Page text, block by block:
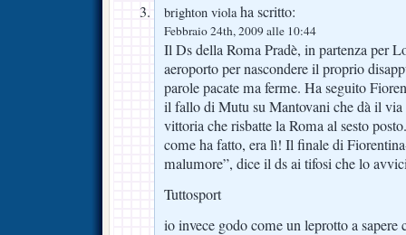
brighton violaha scritto:
Febbraio 24th, 2009 alle 10:44
Il Ds della Roma Pradè, in partenza per
aeroporto per nascondere il proprio
parole pacate ma ferme. Ha seguito
il fallo di Mutu su Mantovani che dà il via
vittoria che risbatte la Roma al sesto
come ha fatto, era lì! Il finale di
malumore”, dice il ds ai tifosi che lo
Tuttosport
io invece godo come un leprotto a sapere